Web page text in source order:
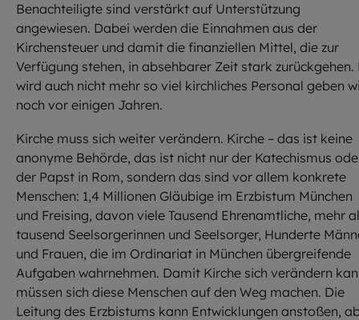
Benachteiligte sind verstärkt auf Unterstützung
angewiesen. Dabei werden die Einnahmen aus der
Kirchensteuer und damit die finanziellen Mittel, die zur
Verfügung stehen, in absehbarer Zeit stark zurückgehen.
wird auch nicht mehr so viel kirchliches Personal geben
noch vor einigen Jahren.
Kirche muss sich weiter verändern. Kirche – das ist keine
anonyme Behörde, das ist nicht nur der Katechismus
der Papst in Rom, sondern das sind vor allem konkrete
Menschen: 1,4 Millionen Gläubige im Erzbistum München
und Freising, davon viele Tausend Ehrenamtliche, mehr
tausend Seelsorgerinnen und Seelsorger, Hunderte
und Frauen, die im Ordinariat in München übergreifende
Aufgaben wahrnehmen. Damit Kirche sich verändern
müssen sich diese Menschen auf den Weg machen. Die
Leitung des Erzbistums kann Entwicklungen anstoßen,